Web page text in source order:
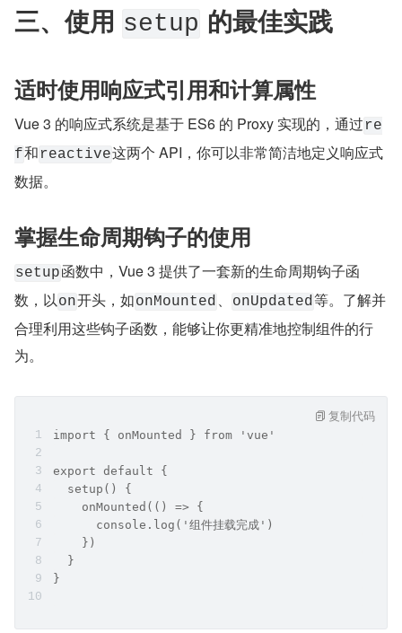
三、使用 setup 的最佳实践
适时使用响应式引用和计算属性
Vue 3 的响应式系统是基于 ES6 的 Proxy 实现的，通过 re
f和 reactive这两个 API，你可以非常简洁地定义响应式
数据。
掌握生命周期钩子的使用
setup函数中，Vue 3 提供了一套新的生命周期钩子函
数，以on开头，如onMounted 、 onUpdated等。了解并
合理利用这些钩子函数，能够让你更精准地控制组件的行
为。
import { onMounted } from 'vue'
export default {
  setup() {
    onMounted(() => {
      console.log('组件挂载完成')
    })
  }
}
复制代码